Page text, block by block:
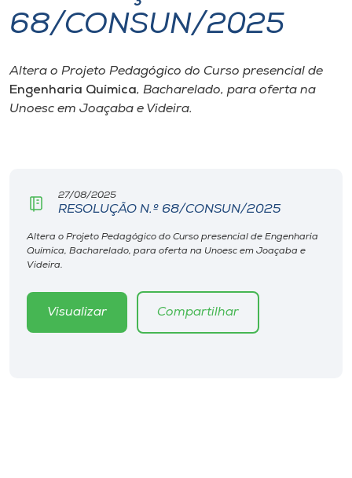
I.nova
Diplomados
Editora
Rádio
68/CONSUN/2025
Altera o Projeto Pedagógico do Curso presencial de
Engenharia Química, Bacharelado, para oferta na
Unoesc em Joaçaba e Videira.
27/08/2025
RESOLUÇÃO N.º 68/CONSUN/2025
Altera o Projeto Pedagógico do Curso presencial de Engenharia
Química, Bacharelado, para oferta na Unoesc em Joaçaba e
Videira.
Visualizar Compartilhar